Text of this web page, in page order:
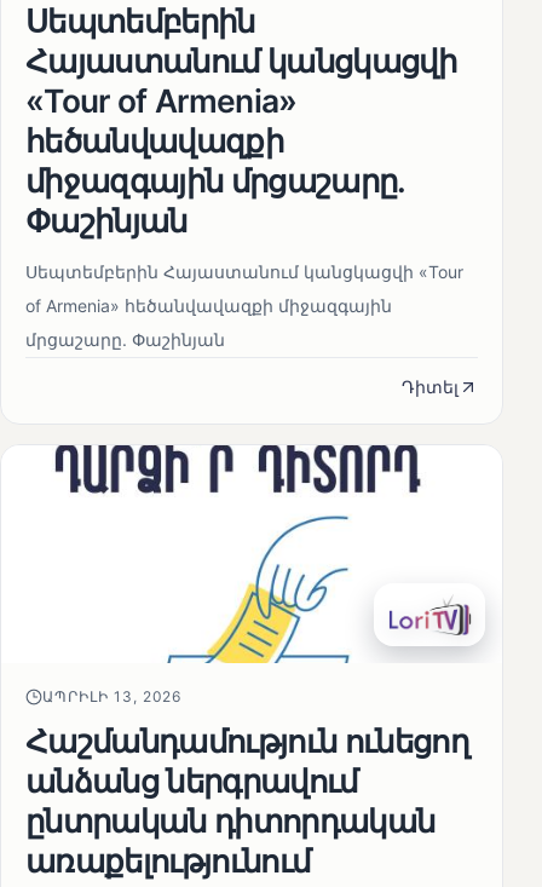
Սեպտեմբերին
Հայաստանում կանցկացվի
«Tour of Armenia»
հեծանվավազքի
միջազգային մրցաշարը.
Փաշինյան
Սեպտեմբերին Հայաստանում կանցկացվի «Tour
of Armenia» հեծանվավազքի միջազգային
մրցաշարը. Փաշինյան
Դիտել
ԱՊՐԻԼԻ 13, 2026
Հաշմանդամություն ունեցող
անձանց ներգրավում
ընտրական դիտորդական
առաքելությունում